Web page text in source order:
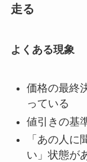
走る
よくある現象
価格の最終
っている
値引きの基
「あの人
い」状態が